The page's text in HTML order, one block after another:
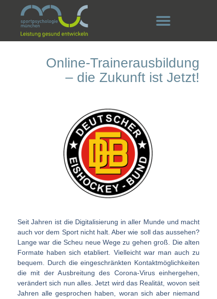
Online-Trainerausbildung
– die Zukunft ist Jetzt!
Seit Jahren ist die Digitalisierung in aller Munde und macht
auch vor dem Sport nicht halt. Aber wie soll das aussehen?
Lange war die Scheu neue Wege zu gehen groß. Die alten
Formate haben sich etabliert. Vielleicht war man auch zu
bequem. Durch die eingeschränkten Kontaktmöglichkeiten
die mit der Ausbreitung des Corona-Virus einhergehen,
verändert sich nun alles. Jetzt wird das Realität, wovon seit
Jahren alle gesprochen haben, woran sich aber niemand